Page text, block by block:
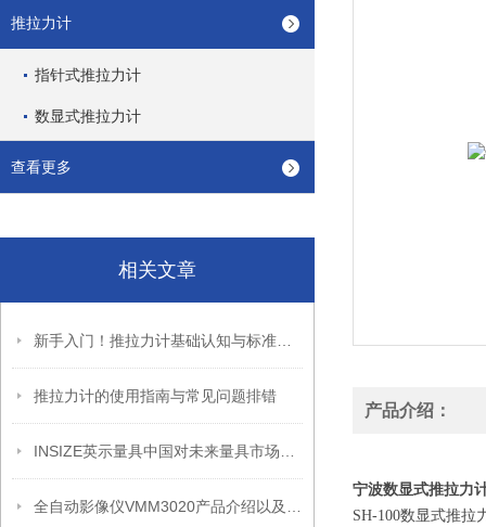
推拉力计
指针式推拉力计
数显式推拉力计
查看更多
相关文章
推拉力计的使用指南与常见问题排错
产品介绍：
宁波数显式推拉力
SH-100数显式推拉